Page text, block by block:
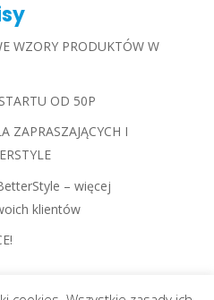
WZORY PRODUKTÓW W
OD 50P
ZAPRASZAJĄCYCH I
– więcej
klientów